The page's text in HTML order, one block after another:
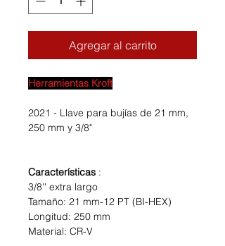
Agregar al carrito
Herramientas Kroft
2021 - Llave para bujías de 21 mm,
250 mm y 3/8"
Características :
3/8'' extra largo
Tamaño: 21 mm-12 PT (BI-HEX)
Longitud: 250 mm
Material: CR-V